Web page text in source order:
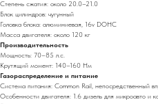
Степень сжатия: около 20.0–21.0
Блок цилиндров: чугунный
Головка блока: алюминиевая, 16v DOHC
Масса двигателя: около 120 кг
Производительность
Мощность: 70–85 л.с.
Крутящий момент: 140–160 Нм
Газораспределение и питание
Система питания: Common Rail, непосредственный
Особенности двигателя: 1.6 дизель для микроавто и